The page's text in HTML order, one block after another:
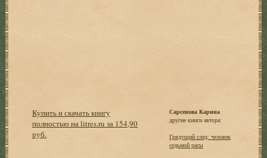
Купить и скачать книгу
полностью на litres.ru за 154,90
руб.
Сарсенова Карина
другие книги автора:
Грядущий след: человек
седьмой расы